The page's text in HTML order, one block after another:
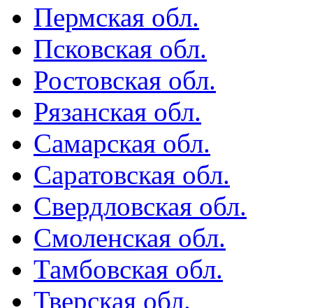
Пермская обл.
Псковская обл.
Ростовская обл.
Рязанская обл.
Самарская обл.
Саратовская обл.
Свердловская обл.
Смоленская обл.
Тамбовская обл.
Тверская обл.